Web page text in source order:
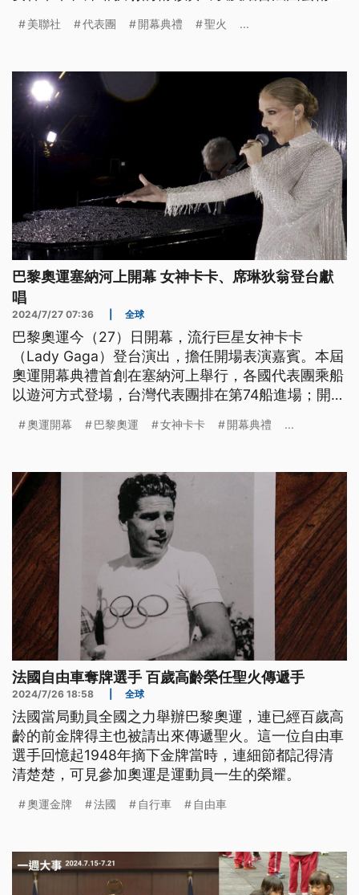
網球名將納達爾也是典禮一大焦點。
美聯社 代表團 開幕典禮 聖火 ...
巴黎奧運塞納河上開幕 女神卡卡、席琳狄翁登台獻
唱
2024/7/27 07:36 全球
巴黎奧運今（27）日開幕，流行巨星女神卡卡
（Lady Gaga）登台演出，擔任開場表演嘉賓。本屆
奧運開幕典禮首創在塞納河上舉行，各國代表團乘船
以遊河方式登場，台灣代表團排在第74船進場；開幕
且在加拿大歌手席琳狄翁（Celine Dion）的歌聲中，
奧運開幕 巴黎奧運 女神卡卡 開幕典禮 ...
法國自由車奪牌選手 百歲高齡榮任聖火傳遞手
2024/7/26 18:58 全球
法國當局動員全國之力舉辦巴黎奧運，連已經百歲高
齡的前金牌得主也被請出來傳遞聖火。這一位自由車
選手回憶起1948年摘下金牌當時，連細節都記得清
清楚楚，可見參加奧運是運動員一生的榮耀。
奧運金牌 法國 自行車 自由車